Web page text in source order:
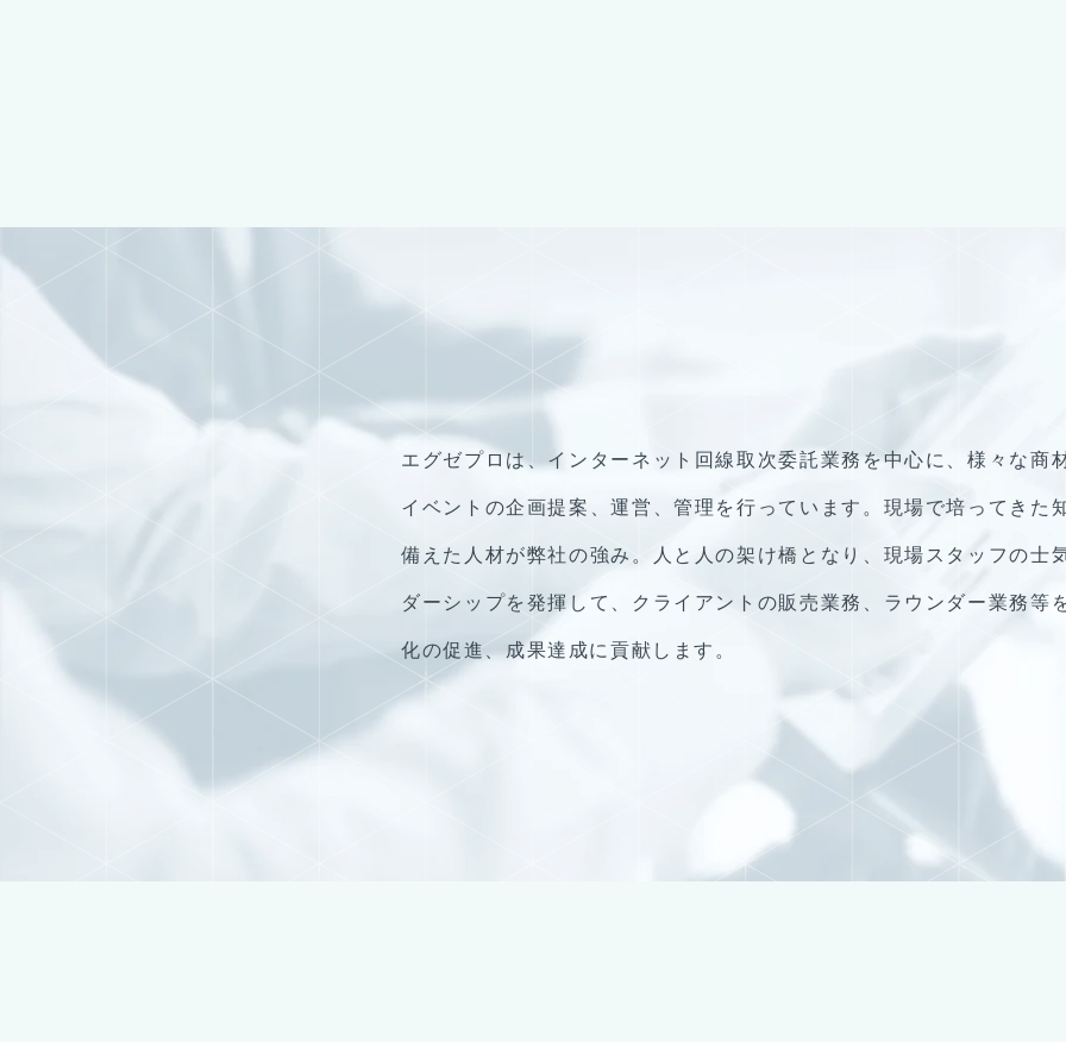
エグゼプロは、インターネット回線取次委託業務を中心に、様々な商
イベントの企画提案、運営、管理を行っています。現場で培ってきた
備えた人材が弊社の強み。人と人の架け橋となり、現場スタッフの士
ダーシップを発揮して、クライアントの販売業務、ラウンダー業務等
化の促進、成果達成に貢献します。